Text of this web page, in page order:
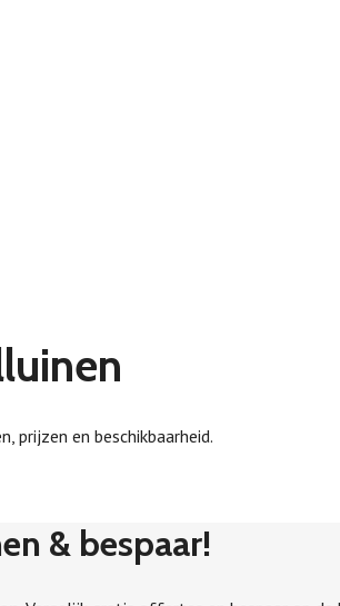
prijzen en beschikbaarheid.
& bespaar!